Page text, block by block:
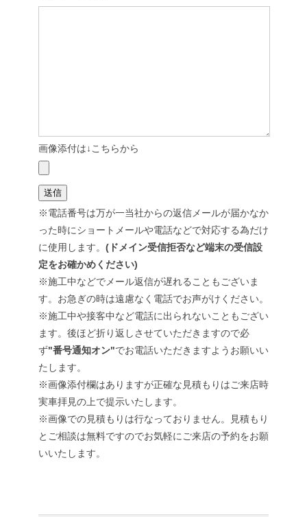
画像添付は↓こちらから
※電話番号は万が一当社からの返信メールが届かなか
った時にショートメールや電話などで対応する為だけ
に使用します。 (ドメイン受信拒否など端末の受信設
定をお確かめください)
※施工中などでメール返信が遅れることもございま
す。お急ぎの時は遠慮なく電話でお声がけください。
※施工中や接客中など電話に出られないこともござい
ます。後ほど折り返しさせていただきますので必
ず"番号通知オン"でお電話いただきますようお願いい
たします。
※画像添付欄はありますが正確な見積もりはご来店時
実車拝見の上で提示いたします。
※画像での見積もりは行なっておりません。見積もり
とご相談は無料ですのでお気軽にご来店の予約をお願
いいたします。